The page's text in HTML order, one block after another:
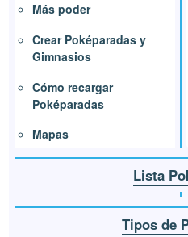
Más poder
Crear Poképaradas y
Gimnasios
Cómo recargar
Poképaradas
Mapas
Lista
Tipos de